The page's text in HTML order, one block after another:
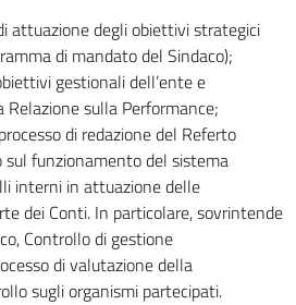
attuazione degli obiettivi strategici
di mandato del Sindaco);
gestionali dell’ente e
Relazione sulla Performance;
di redazione del Referto
sul funzionamento del sistema
interni in attuazione delle
dei Conti. In particolare, sovrintende
Controllo di gestione
di valutazione della
sugli organismi partecipati.